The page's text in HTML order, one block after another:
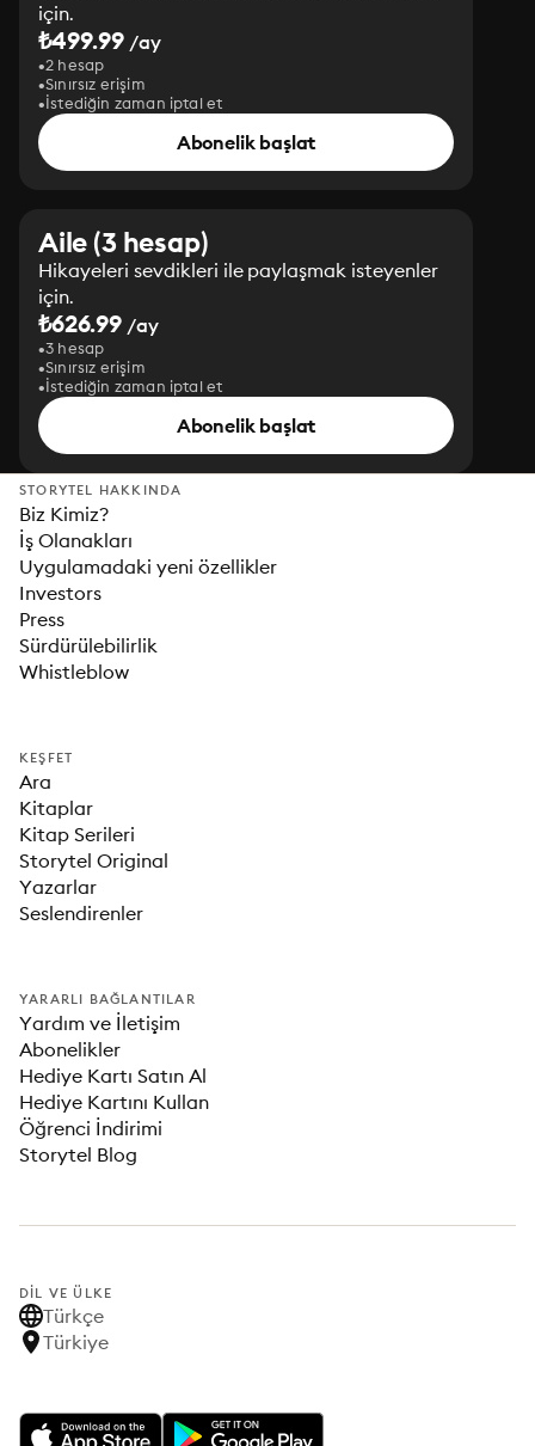
için.
₺499.99 /ay
2 hesap
Sınırsız erişim
İstediğin zaman iptal et
Abonelik başlat
Aile (3 hesap)
Hikayeleri sevdikleri ile paylaşmak isteyenler
için.
₺626.99 /ay
3 hesap
Sınırsız erişim
İstediğin zaman iptal et
Abonelik başlat
STORYTEL HAKKINDA
Biz Kimiz?
İş Olanakları
Uygulamadaki yeni özellikler
Investors
Press
Sürdürülebilirlik
Whistleblow
KEŞFET
Ara
Kitaplar
Kitap Serileri
Storytel Original
Yazarlar
Seslendirenler
YARARLI BAĞLANTILAR
Yardım ve İletişim
Abonelikler
Hediye Kartı Satın Al
Hediye Kartını Kullan
Öğrenci İndirimi
Storytel Blog
DIL VE ÜLKE
Türkçe
Türkiye